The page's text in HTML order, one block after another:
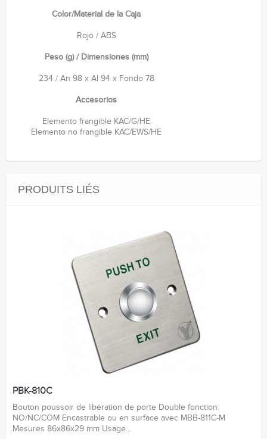
Color/Material de la Caja
Rojo / ABS
Peso (g) / Dimensiones (mm)
234 / An 98 x Al 94 x Fondo 78
Accesorios
Elemento frangible KAC/G/HE
Elemento no frangible KAC/EWS/HE
PRODUITS LIÉS
PBK-810C
Bouton poussoir de libération de porte Double fonction:
NO/NC/COM Encastrable ou en surface avec MBB-811C-M
Mesures 86x86x29 mm Usage...